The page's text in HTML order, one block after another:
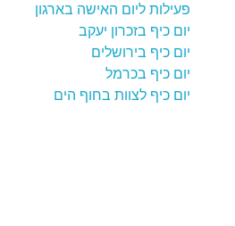
פעילות ליום האישה בארגון
יום כיף בזכרון יעקב
יום כיף בירושלים
יום כיף בכרמל
יום כיף לצוות בחוף הים